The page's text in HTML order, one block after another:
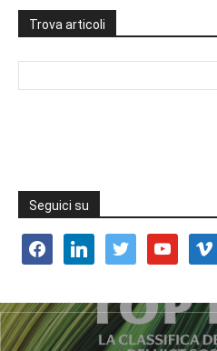
Trova articoli
Seguici su
facebooklinkedin twitter youtube vimeo